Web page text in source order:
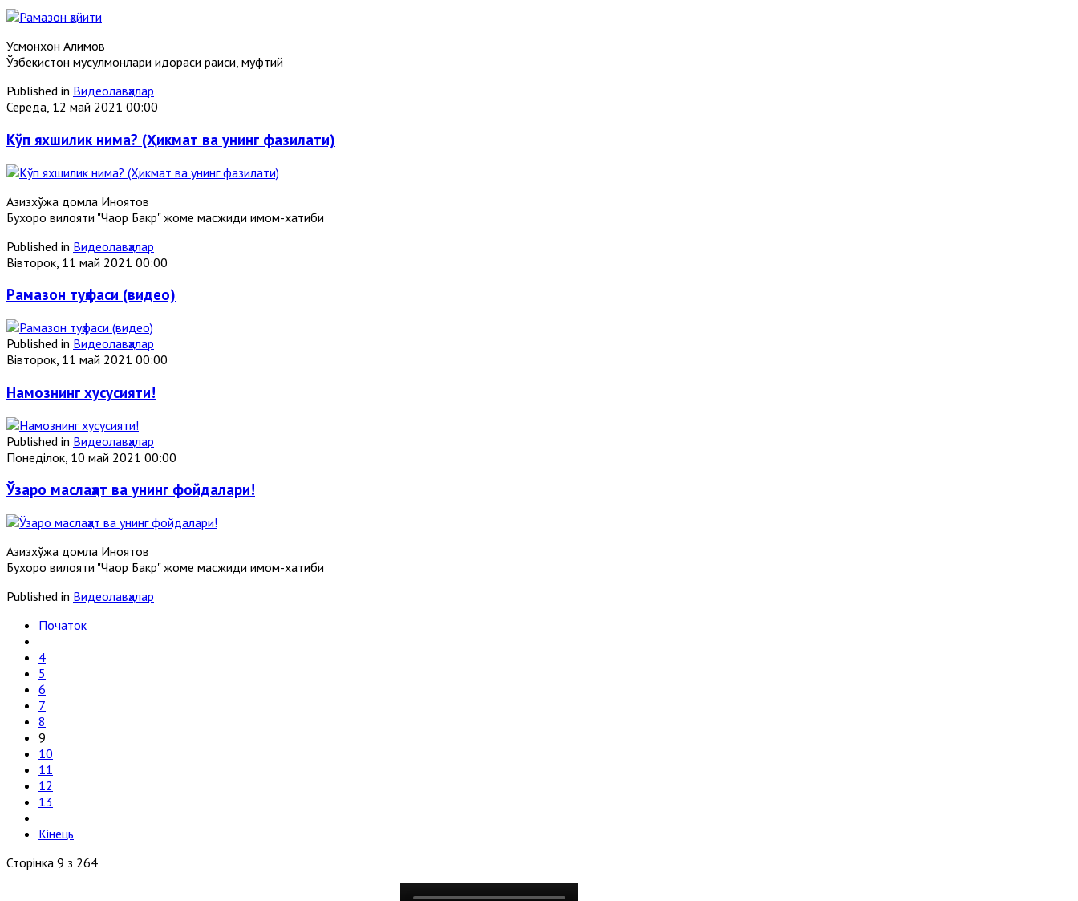
Усмонхон Алимов
Ўзбекистон мусулмонлари идораси раиси, муфтий
Published in Видеолавҳалар
Середа, 12 май 2021 00:00
Кўп яхшилик нима? (Ҳикмат ва унинг фазилати)
Азизхўжа домла Иноятов
Бухоро вилояти "Чаҳор Бакр" жоме масжиди имом-хатиби
Published in Видеолавҳалар
Вівторок, 11 май 2021 00:00
Рамазон туҳфаси (видео)
Published in Видеолавҳалар
Вівторок, 11 май 2021 00:00
Намознинг хусусияти!
Published in Видеолавҳалар
Понеділок, 10 май 2021 00:00
Ўзаро маслаҳат ва унинг фойдалари!
Азизхўжа домла Иноятов
Бухоро вилояти "Чаҳор Бакр" жоме масжиди имом-хатиби
Published in Видеолавҳалар
Початок
4
5
6
7
8
9
10
11
12
13
Кінець
Сторінка 9 з 264